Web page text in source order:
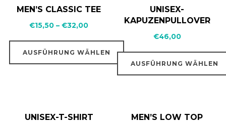
MEN’S CLASSIC TEE
€15,50 –€32,00
AUSFÜHRUNG WÄHLEN
UNISEX-
KAPUZENPULLOVER
€46,00
AUSFÜHRUNG WÄHLEN
UNISEX-T-SHIRT
MEN’S LOW TOP